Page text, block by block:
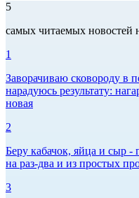
5
самых читаемых новостей
1
Заворачиваю сковороду в
нарадуюсь результату:
новая
2
Беру кабачок, яйца и сыр -
на раз-два и из простых
3